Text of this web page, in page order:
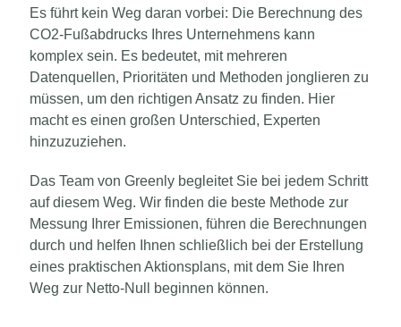
Es führt kein Weg daran vorbei: Die Berechnung des
CO2-Fußabdrucks Ihres Unternehmens kann
komplex sein. Es bedeutet, mit mehreren
Datenquellen, Prioritäten und Methoden jonglieren zu
müssen, um den richtigen Ansatz zu finden. Hier
macht es einen großen Unterschied, Experten
hinzuzuziehen.
Das Team von Greenly begleitet Sie bei jedem Schritt
auf diesem Weg. Wir finden die beste Methode zur
Messung Ihrer Emissionen, führen die Berechnungen
durch und helfen Ihnen schließlich bei der Erstellung
eines praktischen Aktionsplans, mit dem Sie Ihren
Weg zur Netto-Null beginnen können.